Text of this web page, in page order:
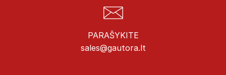
PARAŠYKITE
sales@gautora.lt